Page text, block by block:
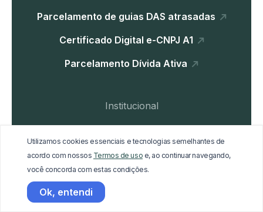
Parcelamento de guias DAS atrasadas
Certificado Digital e-CNPJ A1
Parcelamento Dívida Ativa
Institucional
Home
Blog
Materiais Gratuitos
Trabalhe Conosco
Utilizamos cookies essenciais e tecnologias semelhantes de
acordo com nossos Termos de uso e, ao continuar navegando,
você concorda com estas condições.
Ok, entendi